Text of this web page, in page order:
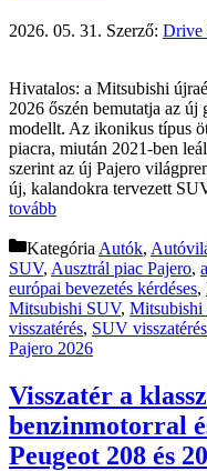
2026. 05. 31. Szerző: Drive
Hivatalos: a Mitsubishi
2026 őszén bemutatja az
modellt. Az ikonikus típus
piacra, miután 2021-ben
szerint az új Pajero
új, kalandokra tervezett
tovább
Kategória Autók,
SUV, Ausztrál piac Pajero,
európai bevezetés kérdéses,
Mitsubishi SUV, Mitsubishi
visszatérés, SUV visszatérés
Pajero 2026
Visszatér a
benzinmotorral
Peugeot 208 és